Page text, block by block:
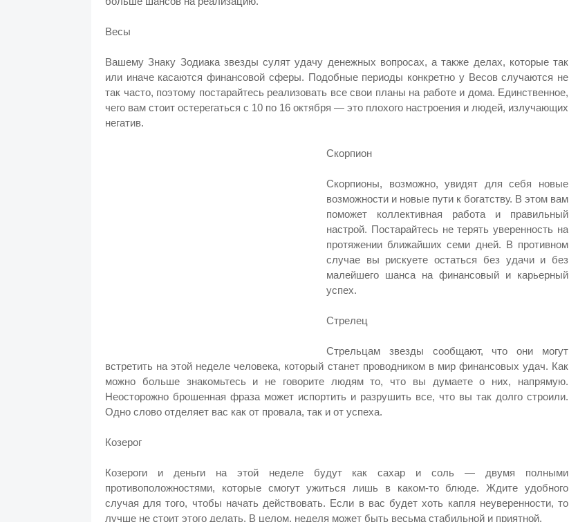
Весы
Вашему Знаку Зодиака звезды сулят удачу денежных вопросах, а также делах, которые так
или иначе касаются финансовой сферы. Подобные периоды конкретно у Весов случаются не
так часто, поэтому постарайтесь реализовать все свои планы на работе и дома. Единственное,
чего вам стоит остерегаться с 10 по 16 октября — это плохого настроения и людей, излучающих
негатив.
Скорпион
Скорпионы, возможно, увидят для себя новые
возможности и новые пути к богатству. В этом вам
поможет коллективная работа и правильный
настрой. Постарайтесь не терять уверенность на
протяжении ближайших семи дней. В противном
случае вы рискуете остаться без удачи и без
малейшего шанса на финансовый и карьерный
успех.
Стрелец
Стрельцам звезды сообщают, что они могут
встретить на этой неделе человека, который станет проводником в мир финансовых удач. Как
можно больше знакомьтесь и не говорите людям то, что вы думаете о них, напрямую.
Неосторожно брошенная фраза может испортить и разрушить все, что вы так долго строили.
Одно слово отделяет вас как от провала, так и от успеха.
Козерог
Козероги и деньги на этой неделе будут как сахар и соль — двумя полными
противоположностями, которые смогут ужиться лишь в каком-то блюде. Ждите удобного
случая для того, чтобы начать действовать. Если в вас будет хоть капля неуверенности, то
лучше не стоит этого делать. В целом, неделя может быть весьма стабильной и приятной.